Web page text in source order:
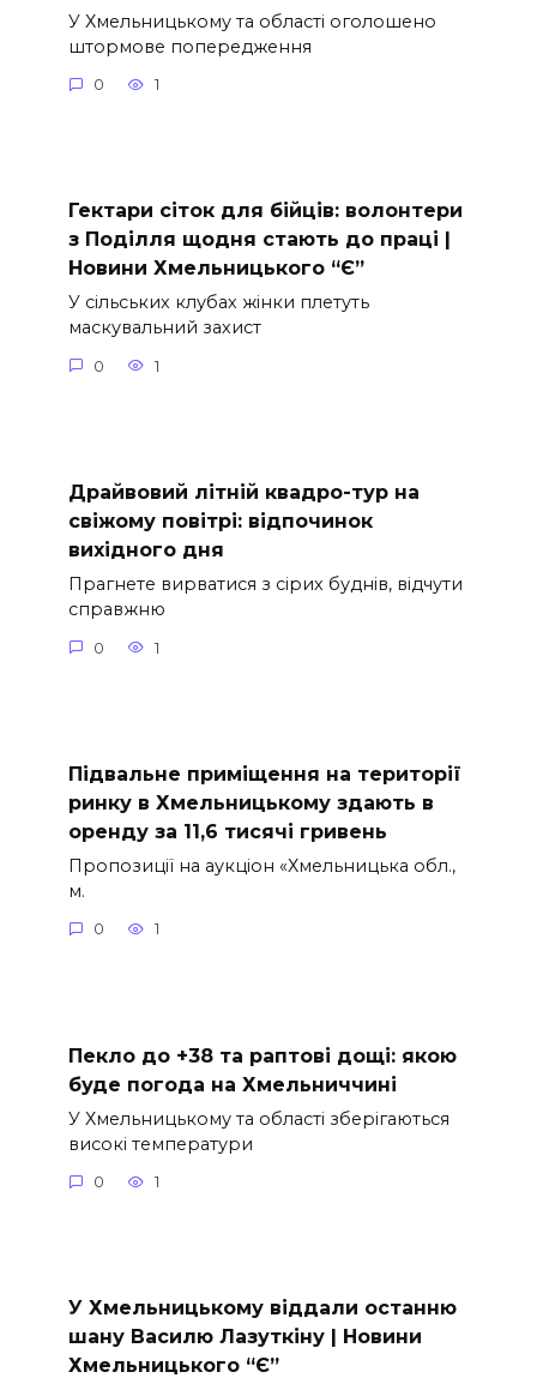
У Хмельницькому та області оголошено
штормове попередження
0 1
Гектари сіток для бійців: волонтери
з Поділля щодня стають до праці |
Новини Хмельницького “Є”
У сільських клубах жінки плетуть
маскувальний захист
0 1
Драйвовий літній квадро-тур на
свіжому повітрі: відпочинок
вихідного дня
Прагнете вирватися з сірих буднів, відчути
справжню
0 1
Підвальне приміщення на території
ринку в Хмельницькому здають в
оренду за 11,6 тисячі гривень
Пропозиції на аукціон «Хмельницька обл.,
м.
0 1
Пекло до +38 та раптові дощі: якою
буде погода на Хмельниччині
У Хмельницькому та області зберігаються
високі температури
0 1
У Хмельницькому віддали останню
шану Василю Лазуткіну | Новини
Хмельницького “Є”